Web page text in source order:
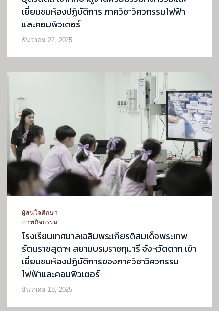
เยี่ยมชมห้องปฏิบัติการ ภาควิชาวิศวกรรมไฟฟ้า
และคอมพิวเตอร์
ธันวาคม 22, 2025
ผู้สนใจศึกษา
ภาพกิจกรรม
โรงเรียนเทศบาลเฉลิมพระเกียรติสมเด็จพระเทพ
รัตนราชสุดาฯ สยามบรมราชกุมารี จังหวัดตาก เข้า
เยี่ยมชมห้องปฏิบัติการของภาควิชาวิศวกรรม
ไฟฟ้าและคอมพิวเตอร์
ธันวาคม 18, 2025